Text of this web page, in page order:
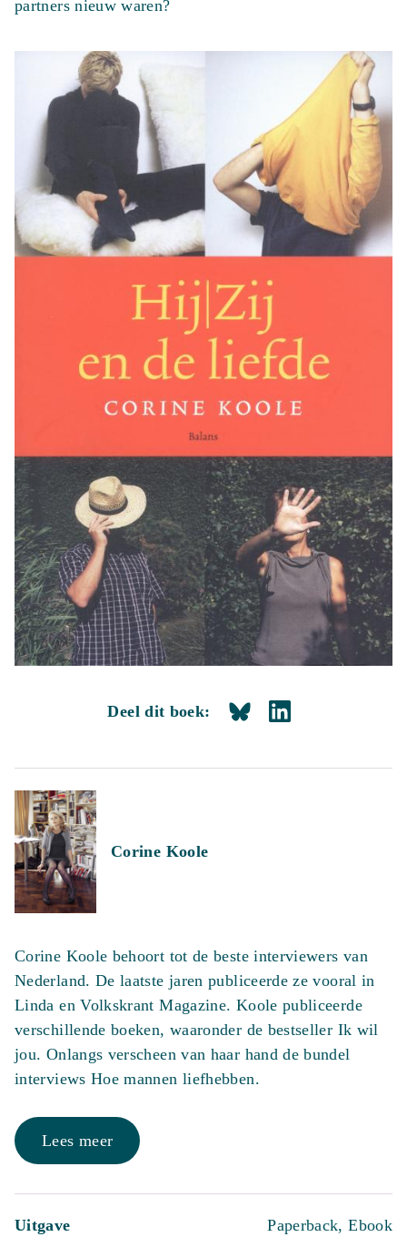
partners nieuw waren?
Deel dit boek:
Corine Koole
Corine Koole behoort tot de beste interviewers van
Nederland. De laatste jaren publiceerde ze vooral in
Linda en Volkskrant Magazine. Koole publiceerde
verschillende boeken, waaronder de bestseller Ik wil
jou. Onlangs verscheen van haar hand de bundel
interviews Hoe mannen liefhebben.
Lees meer
Uitgave
Paperback, Ebook